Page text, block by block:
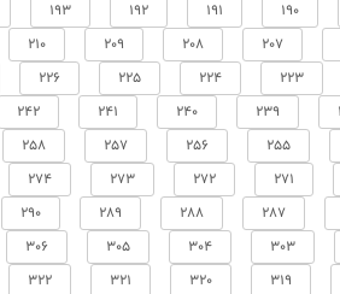
190
191
192
193
207
208
209
210
223
224
225
226
239
240
241
242
255
256
257
258
271
272
273
274
287
288
289
290
303
304
305
306
319
320
321
322